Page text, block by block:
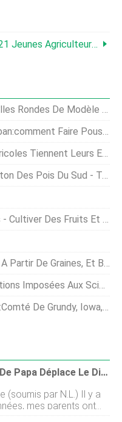
Jeunes Agriculteurs Débutants Prêts Pour 2021
De Modèle Récent
Des Plantes De Courge Turban De Turk
En Matière De Développement Durable
Pourriture Des Racines Du Niébé Au Texas
Et Légumes Pour Les Chiens
De Graines, Et Boutures
Qui Étudient La Marijuana
Agricoles Rapportent 22 $ 600 Par Acre
Le Retour De Papa Déplace Le Directeur Du Bétail - Sa Fille
par N.L.) Il y a
mes parents ont
lexploitation